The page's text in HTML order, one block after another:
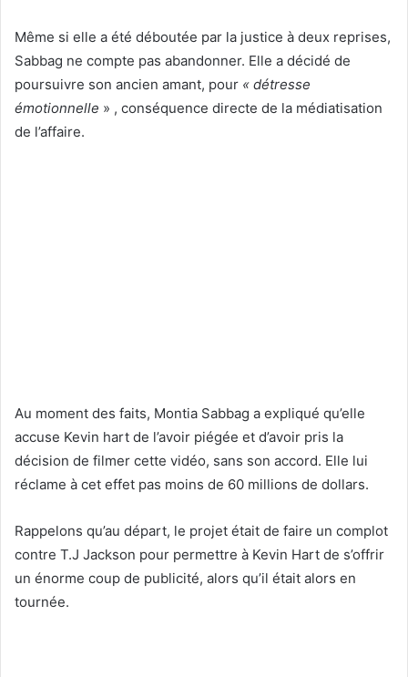
Même si elle a été déboutée par la justice à deux reprises,
Sabbag ne compte pas abandonner. Elle a décidé de
poursuivre son ancien amant, pour « détresse
émotionnelle » , conséquence directe de la médiatisation
de l’affaire.
Au moment des faits, Montia Sabbag a expliqué qu’elle
accuse Kevin hart de l’avoir piégée et d’avoir pris la
décision de filmer cette vidéo, sans son accord. Elle lui
réclame à cet effet pas moins de 60 millions de dollars.
Rappelons qu’au départ, le projet était de faire un complot
contre T.J Jackson pour permettre à Kevin Hart de s’offrir
un énorme coup de publicité, alors qu’il était alors en
tournée.